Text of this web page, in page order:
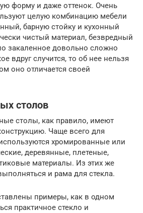
форму и даже оттенок. Очень
целую комбинацию мебели
барную стойку и кухонный
чистый материал, безвредный
закаленное довольно сложно
вдруг случится, то об нее нельзя
оно отличается своей
столов
столы, как правило, имеют
Чаще всего для
хромированные или
деревянные, плетеные,
материалы. Из этих же
и рама для стекла.
примеры, как в одном
практичное стекло и